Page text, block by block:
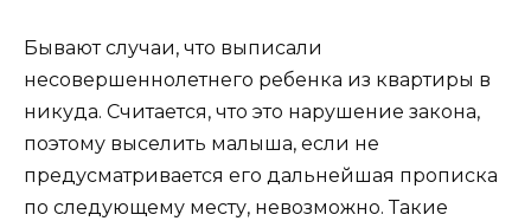
Бывают случаи, что выписали
несовершеннолетнего ребенка из квартиры в
никуда. Считается, что это нарушение закона,
поэтому выселить малыша, если не
предусматривается его дальнейшая прописка
по следующему месту, невозможно. Такие